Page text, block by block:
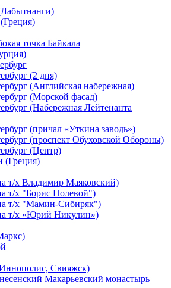
точка Байкала
(2 дня)
(Английская набережная)
(Морской фасад)
(Набережная Лейтенанта
(причал «Уткина заводь»)
(проспект Обуховской Обороны)
(Центр)
(Греция)
т/х Владимир Маяковский)
т/х "Борис Полевой")
т/х "Мамин-Сибиряк")
т/х «Юрий Никулин»)
Свияжск)
Макарьевский монастырь